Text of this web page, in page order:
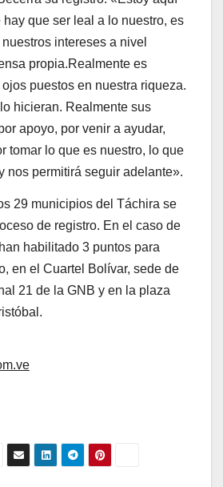
habilitado 3 puntos para
en el Cuartel Bolívar, sede de
21 de la GNB y en la plaza
Venezuela rechaza de
manera firme
de
Noticias Venezuela